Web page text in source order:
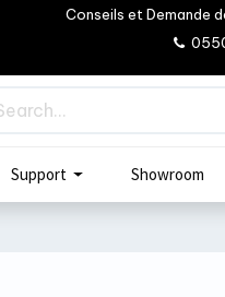
Conseils et Demande
Support Showroom